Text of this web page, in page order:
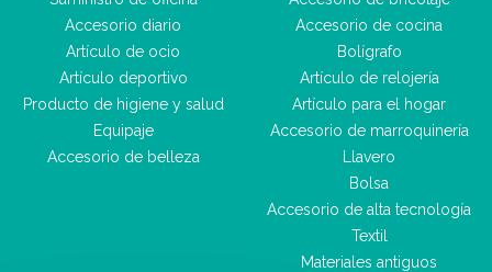
Accesorio diario
Artículo de ocio
Artículo deportivo
Producto de higiene y salud
Equipaje
Accesorio de belleza
Accesorio de cocina
Bolígrafo
Artículo de relojería
Artículo para el hogar
Accesorio de marroquinería
Llavero
Bolsa
Accesorio de alta tecnología
Textil
Materiales antiguos